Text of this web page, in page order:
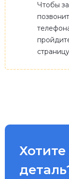
Чтобы